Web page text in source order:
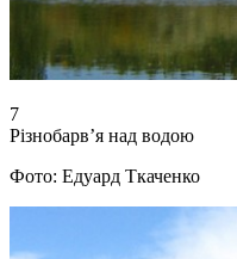
7
Різнобарв’я над водою
Фото: Едуард Ткаченко